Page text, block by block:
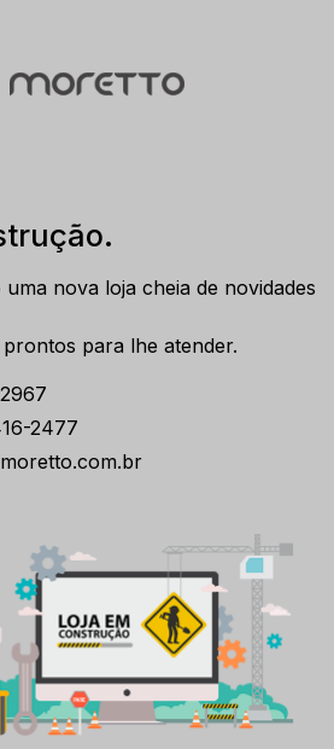
nova loja cheia de novidades
para lhe atender.
2477